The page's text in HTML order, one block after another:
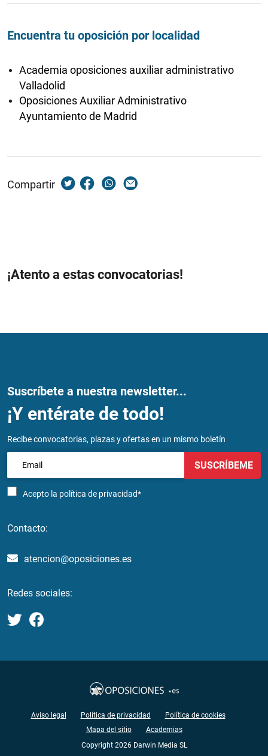
Encuentra tu oposición por localidad
Academia oposiciones auxiliar administrativo
Valladolid
Oposiciones Auxiliar Administrativo
Ayuntamiento de Madrid
Compartir
¡Atento a estas convocatorias!
Suscríbete a nuestra newsletter...
¡Y entérate de todo!
Recibe convocatorias, plazas y ofertas en un mismo boletín
Acepto la política de privacidad*
SUSCRÍBEME
Contacto:
atencion@oposiciones.es
Redes sociales:
Aviso legal Política de privacidad
Política de cookies
Mapa del sitio
Academias
Copyright 2026 Darwin Media SL